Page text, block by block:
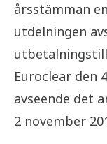
årsstämman
utdelningen
Euroclear den
avseende det
2 november